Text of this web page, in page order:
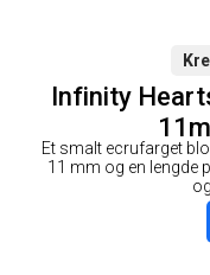
Infinity
Et smalt ecrufarget
11 mm og en lengde